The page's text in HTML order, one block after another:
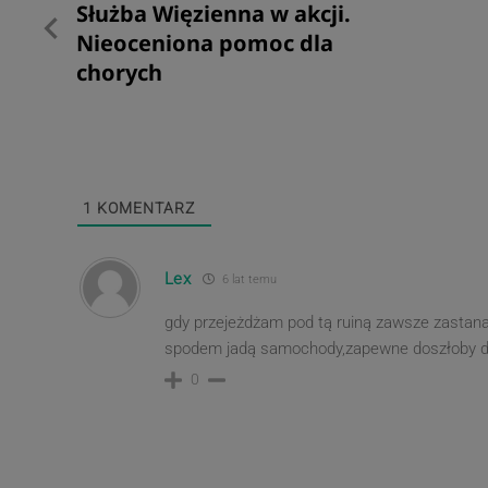
wpisu
Poprzedni
post
Służba Więzienna w akcji.
Nieoceniona pomoc dla
chorych
1 KOMENTARZ
Lex 6 lat temu
gdy przejeżdżam pod tą ruiną zawsze
spodem jadą samochody,zapewne
0